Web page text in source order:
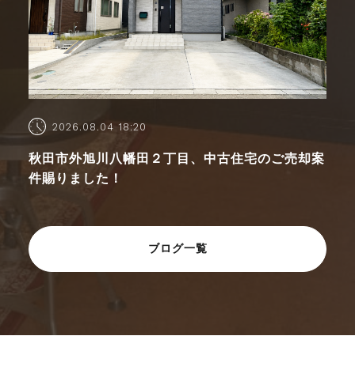
2026.08.04 18:20
秋田市外旭川八幡田２丁目、中古住宅のご売却案
件賜りました！
ブログ一覧